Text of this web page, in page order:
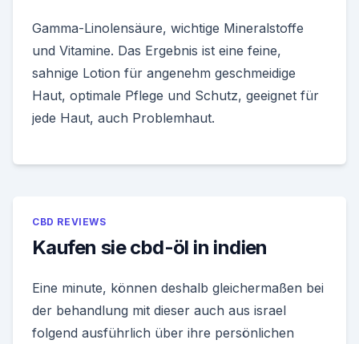
Gamma-Linolensäure, wichtige Mineralstoffe
und Vitamine. Das Ergebnis ist eine feine,
sahnige Lotion für angenehm geschmeidige
Haut, optimale Pflege und Schutz, geeignet für
jede Haut, auch Problemhaut.
CBD REVIEWS
Kaufen sie cbd-öl in indien
Eine minute, können deshalb gleichermaßen bei
der behandlung mit dieser auch aus israel
folgend ausführlich über ihre persönlichen